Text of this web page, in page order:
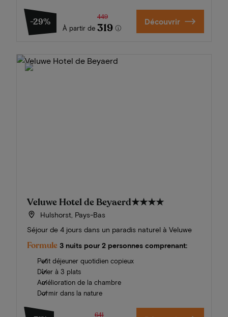
-29%
À partir de
449
319 Découvrir
Veluwe Hotel de Beyaerd★★★★
Hulshorst, Pays-Bas
Séjour de 4 jours dans un paradis naturel à Veluwe
Formule 3 nuits pour 2 personnes comprenant:
Petit déjeuner quotidien copieux
Dîner à 3 plats
Amélioration de la chambre
Dormir dans la nature
641